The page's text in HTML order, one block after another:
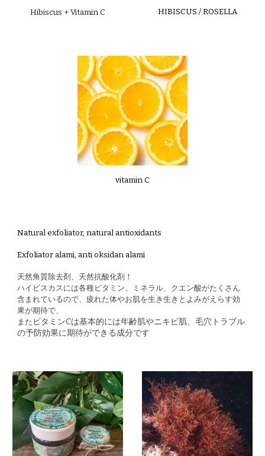
Hibiscus +Vitamin C HIBISCUS / ROSELLA
vitamin C
Natural exfoliator, natural antioxidants
Exfoliator alami, anti oksidan alami
天然角質除去剤、天然抗酸化剤！
ハイビスカスには各種ビタミン、ミネラル、クエン酸がたくさん
含まれているので、疲れた体やお肌を生き生きとよみがえらす効
果が期待で、
またビタミンCは基本的には年齢肌やニキビ肌、毛穴トラブル
の予防効果に期待ができる成分です